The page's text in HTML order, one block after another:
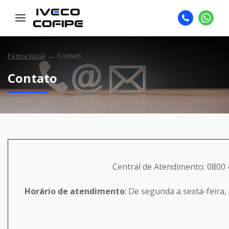
Página Inicial Contato
Contato
Central de Atendimento: 0800
Horário de atendimento: De segunda a sexta-